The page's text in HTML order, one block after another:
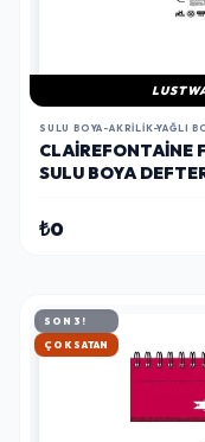
SULU BOYA-AKRILIK-YAĞLI
CLAIREFONTAINE
SULU BOYA
₺0
SON 3!
HIZLI KARGO